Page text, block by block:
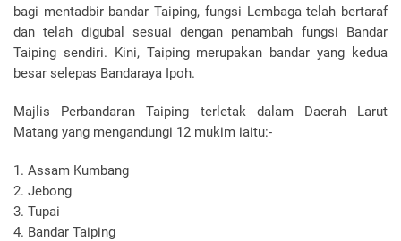
bagi mentadbir bandar Taiping, fungsi Lembaga telah bertaraf
dan telah digubal sesuai dengan penambah fungsi Bandar
Taiping sendiri. Kini, Taiping merupakan bandar yang kedua
besar selepas Bandaraya Ipoh.
Majlis Perbandaran Taiping terletak dalam Daerah Larut
Matang yang mengandungi 12 mukim iaitu:-
1. Assam Kumbang
2. Jebong
3. Tupai
4. Bandar Taiping